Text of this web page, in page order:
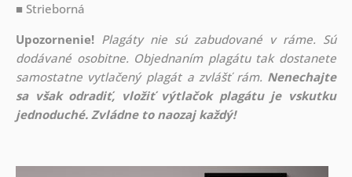
■ Strieborná
Upozornenie! Plagáty nie sú zabudované v ráme. Sú
dodávané osobitne. Objednaním plagátu tak dostanete
samostatne vytlačený plagát a zvlášť rám. Nenechajte
sa však odradiť, vložiť výtlačok plagátu je vskutku
jednoduché. Zvládne to naozaj každý!